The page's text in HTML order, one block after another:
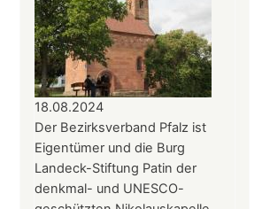
18.08.2024
Der Bezirksverband Pfalz ist
Eigentümer und die Burg
Landeck-Stiftung Patin der
denkmal- und UNESCO-